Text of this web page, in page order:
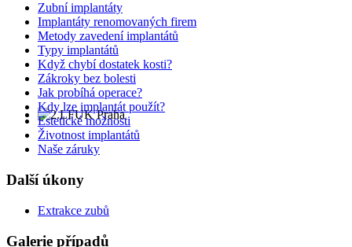
Zubní implantáty
Implantáty renomovaných firem
Metody zavedení implantátů
Typy implantátů
Když chybí dostatek kosti?
Zákroky bez bolesti
Jak probíhá operace?
Kdy lze implantát použít?
Estetické možnosti
Životnost implantátů
Naše záruky
Další úkony
Extrakce zubů
Galerie případů